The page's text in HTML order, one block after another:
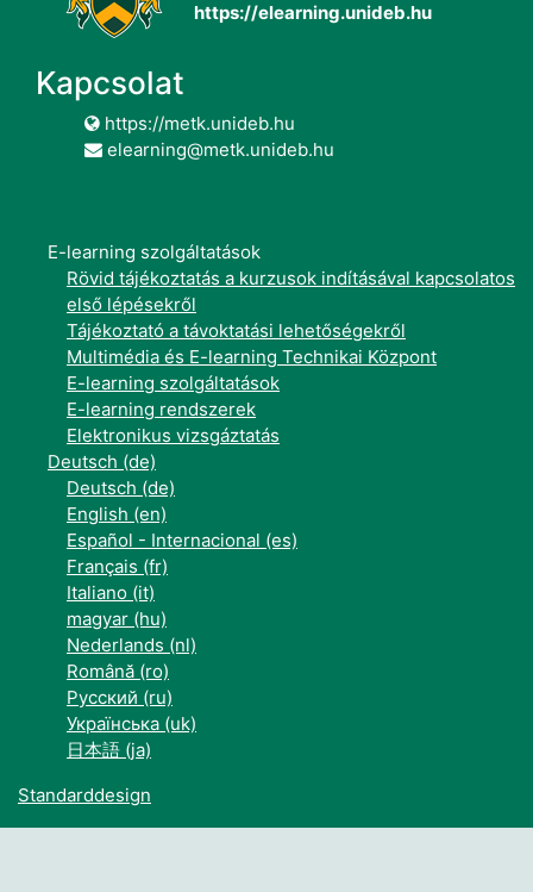
https://elearning.unideb.hu
Kapcsolat
https://metk.unideb.hu
elearning@metk.unideb.hu
E-learning szolgáltatások
Rövid tájékoztatás a kurzusok indításával kapcsolatos
első lépésekről
Tájékoztató a távoktatási lehetőségekről
Multimédia és E-learning Technikai Központ
E-learning szolgáltatások
E-learning rendszerek
Elektronikus vizsgáztatás
Deutsch ‎(de)‎
Deutsch ‎(de)‎
English ‎(en)‎
Español - Internacional ‎(es)‎
Français ‎(fr)‎
Italiano ‎(it)‎
magyar ‎(hu)‎
Nederlands ‎(nl)‎
Română ‎(ro)‎
Русский ‎(ru)‎
Українська ‎(uk)‎
日本語 ‎(ja)‎
Standarddesign